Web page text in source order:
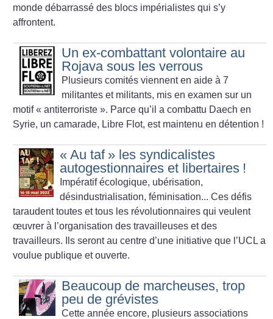
monde débarrassé des blocs impérialistes qui s’y
affrontent.
Un ex-combattant volontaire au
Rojava sous les verrous
Plusieurs comités viennent en aide à 7
militantes et militants, mis en examen sur un
motif « antiterroriste ». Parce qu’il a combattu Daech en
Syrie, un camarade, Libre Flot, est maintenu en détention !
« Au taf » les syndicalistes
autogestionnaires et libertaires !
Impératif écologique, ubérisation,
désindustrialisation, féminisation... Ces défis
taraudent toutes et tous les révolutionnaires qui veulent
œuvrer à l’organisation des travailleuses et des
travailleurs. Ils seront au centre d’une initiative que l’UCL a
voulue publique et ouverte.
Beaucoup de marcheuses, trop
peu de grévistes
Cette année encore, plusieurs associations